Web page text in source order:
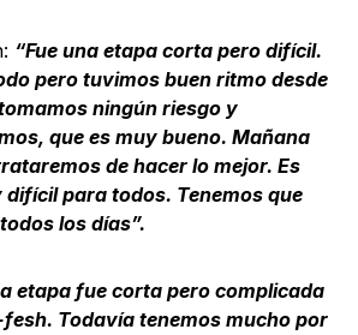
“Fue una etapa corta pero difícil.
pero tuvimos buen ritmo desde
ningún riesgo y
que es muy bueno. Mañana
de hacer lo mejor. Es
para todos. Tenemos que
los días”.
etapa fue corta pero complicada
Todavía tenemos mucho por